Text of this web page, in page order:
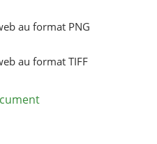
au format PNG
au format TIFF